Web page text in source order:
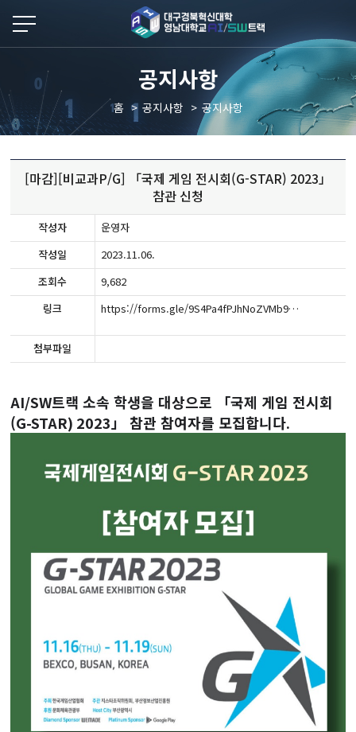
공지사항
홈 공지사항 공지사항
[마감][비교과P/G] 「국제 게임 전시회(G-STAR) 2023」
참관 신청
작성자
운영자
작성일
2023.11.06.
조회수
9,682
링크
https://forms.gle/9S4Pa4fPJhNoZVMb9
첨부파일
AI/SW트랙 소속 학생을 대상으로 「국제 게임 전시회
(G-STAR) 2023」 참관 참여자를 모집합니다.